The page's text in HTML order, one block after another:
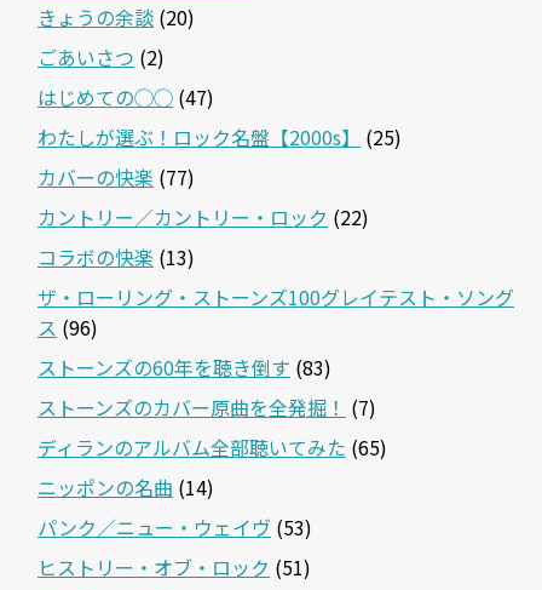
きょうの余談 (20)
ごあいさつ (2)
はじめての◯◯ (47)
わたしが選ぶ！ロック名盤【2000s】
(25)
カバーの快楽 (77)
カントリー／カントリー・ロック (22)
コラボの快楽 (13)
ザ・ローリング・ストーンズ100グレイテスト・ソング
ス (96)
ストーンズの60年を聴き倒す (83)
ストーンズのカバー原曲を全発掘！ (7)
ディランのアルバム全部聴いてみた (65)
ニッポンの名曲 (14)
パンク／ニュー・ウェイヴ (53)
ヒストリー・オブ・ロック (51)